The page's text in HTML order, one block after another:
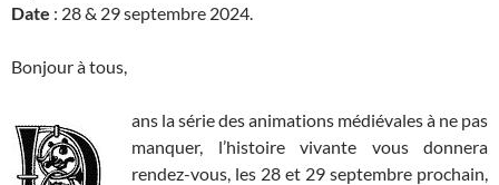
Date : 28 & 29 septembre 2024.
Bonjour à tous,
ans la série des animations médiévales à ne pas
manquer, l’histoire vivante vous donnera
rendez-vous, les 28 et 29 septembre prochain,